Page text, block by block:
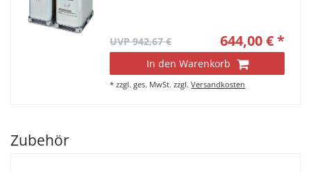
UVP 942,67 € 644,00 € *
In den Warenkorb
*zzgl. ges. MwSt. zzgl.Versandkosten
Zubehör